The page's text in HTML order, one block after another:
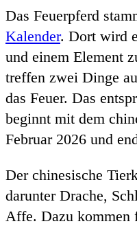
Das Feuerpferd
Kalender. Dort wird
und einem Element
treffen zwei Dinge
das Feuer. Das
beginnt mit dem
Februar 2026 und
Der chinesische
darunter Drache,
Affe. Dazu kommen